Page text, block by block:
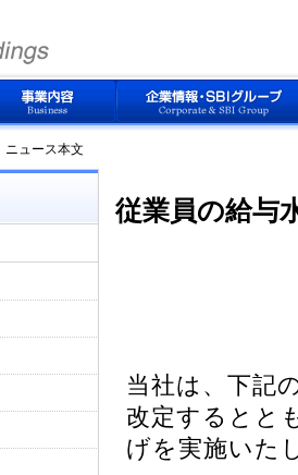
ニュース本文
従業員の給与
当社は、下記
改定するとと
げを実施いた